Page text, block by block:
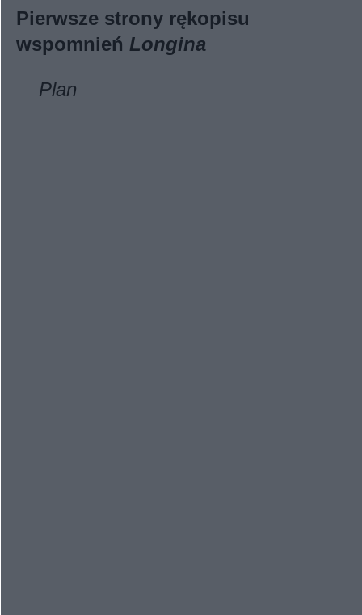
Pierwsze strony rękopisu
wspomnień Longina
Plan